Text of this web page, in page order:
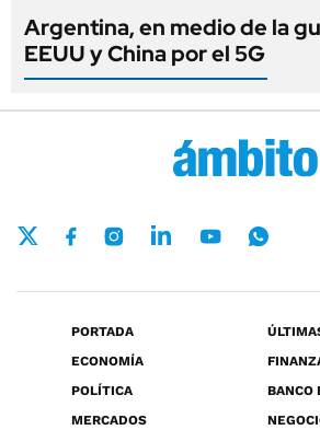
Argentina, en medio de la
EEUU y China por el 5G
PORTADA
ECONOMÍA
POLÍTICA
BANCO
MERCADOS